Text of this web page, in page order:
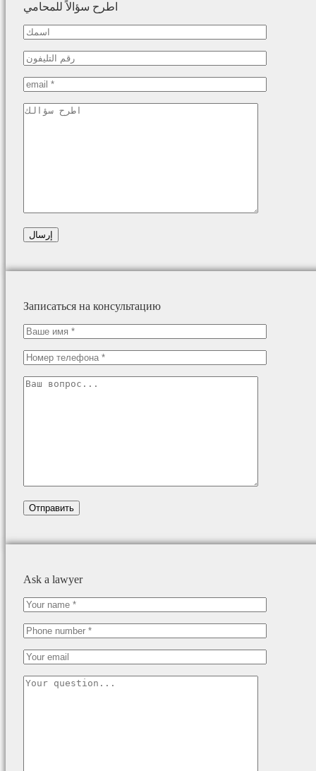
اطرح سؤالاً للمحامي
Записаться на консультацию
Ask a lawyer